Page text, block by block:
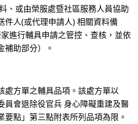
、或由榮服處暨社區服務人員協助
件人(或代理申請人) 相關資料備
進行輔具申請之管控、查核，並依
補助部分）。
處方單之輔具品項。該處方單以
員會退除役官兵 身心障礙重建及醫
要點」第三點附表所列品項為限。